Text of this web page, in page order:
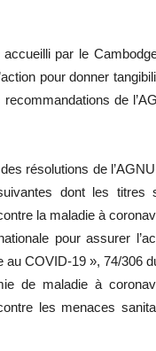
par le
pour donner
de
résolutions de
dont les titres
la maladie à
pour assurer
COVID-19 », 74/306
de maladie à
les menaces